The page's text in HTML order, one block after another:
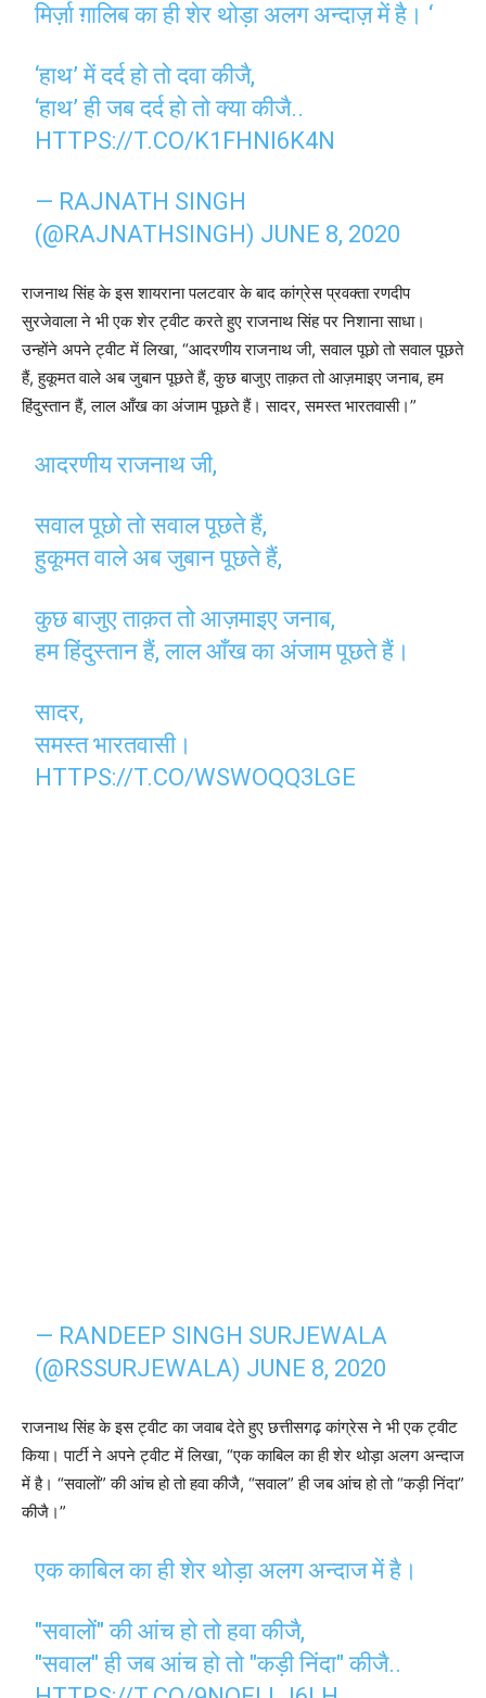
मिर्ज़ा ग़ालिब का ही शेर थोड़ा अलग अन्दाज़ में है। ‘
‘हाथ’ में दर्द हो तो दवा कीजै,
‘हाथ’ ही जब दर्द हो तो क्या कीजै..
HTTPS://T.CO/K1FHNI6K4N
— RAJNATH SINGH
(@RAJNATHSINGH) JUNE 8, 2020
राजनाथ सिंह के इस शायराना पलटवार के बाद कांग्रेस प्रवक्ता रणदीप
सुरजेवाला ने भी एक शेर ट्वीट करते हुए राजनाथ सिंह पर निशाना साधा।
उन्होंने अपने ट्वीट में लिखा, “आदरणीय राजनाथ जी, सवाल पूछो तो सवाल पूछते
हैं, हुकूमत वाले अब जुबान पूछते हैं, कुछ बाजुए ताक़त तो आज़माइए जनाब, हम
हिंदुस्तान हैं, लाल आँख का अंजाम पूछते हैं। सादर, समस्त भारतवासी।”
आदरणीय राजनाथ जी,
सवाल पूछो तो सवाल पूछते हैं,
हुकूमत वाले अब जुबान पूछते हैं,
कुछ बाजुए ताक़त तो आज़माइए जनाब,
हम हिंदुस्तान हैं, लाल आँख का अंजाम पूछते हैं।
सादर,
समस्त भारतवासी।
HTTPS://T.CO/WSWOQQ3LGE
— RANDEEP SINGH SURJEWALA
(@RSSURJEWALA) JUNE 8, 2020
राजनाथ सिंह के इस ट्वीट का जवाब देते हुए छत्तीसगढ़ कांग्रेस ने भी एक ट्वीट
किया। पार्टी ने अपने ट्वीट में लिखा, “एक काबिल का ही शेर थोड़ा अलग अन्दाज
में है। “सवालों” की आंच हो तो हवा कीजै, “सवाल” ही जब आंच हो तो “कड़ी निंदा”
कीजै।”
एक काबिल का ही शेर थोड़ा अलग अन्दाज में है।
"सवालों" की आंच हो तो हवा कीजै,
"सवाल" ही जब आंच हो तो "कड़ी निंदा" कीजै..